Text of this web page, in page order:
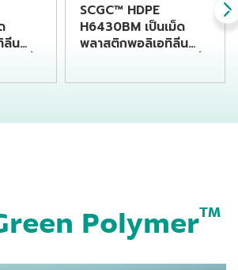
ลีน
SCGC™ HDPE
H6430BM เป็นเม็ด
พลาสติกพอลิเอทิลีน
รูป
PolymerTM